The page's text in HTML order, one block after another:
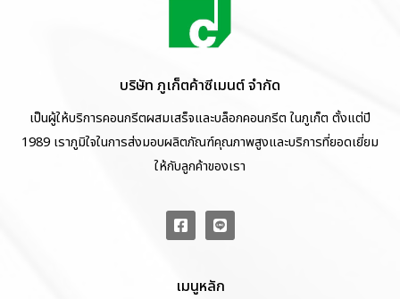
บริษัท ภูเก็ตค้าซีเมนต์ จำกัด
เป็นผู้ให้บริการคอนกรีตผสมเสร็จและบล็อกคอนกรีต ในภูเก็ต ตั้งแต่ปี
1989 เราภูมิใจในการส่งมอบผลิตภัณฑ์คุณภาพสูงและบริการที่ยอดเยี่ยม
ให้กับลูกค้าของเรา
เมนูหลัก